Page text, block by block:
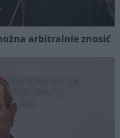
arbitralnie znosić